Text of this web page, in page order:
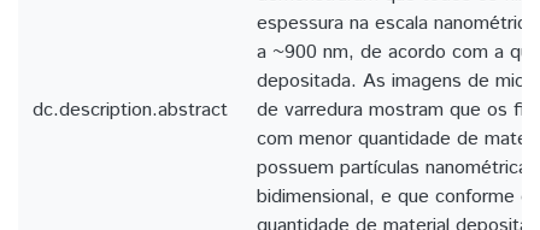
dc.description.abstract
espessura na escala
a ~900 nm, de acordo com a
depositada. As imagens de
de varredura mostram que os
com menor quantidade de
possuem partículas
bidimensional, e que conforme é